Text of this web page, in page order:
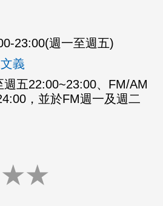
23:00(週一至週五)
義
五22:00~23:00、FM/AM
，並於FM週一及週二
★★